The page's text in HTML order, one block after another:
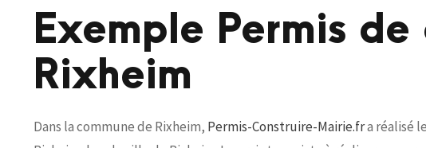
Exemple Permis
Rixheim
Dans la commune de Rixheim, Permis-Construire-Mairie.fra réalisé